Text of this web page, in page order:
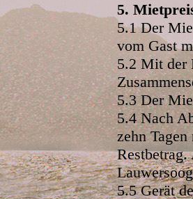
5.
5.1 Der
vom Gast
5.2 Mit der
5.3 Der
5.4 Nach
zehn
5.5 Gerät